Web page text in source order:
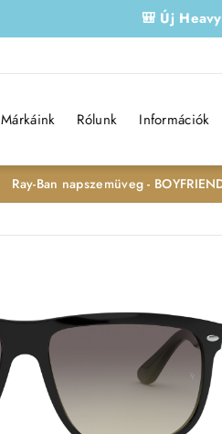
🎒 Új
Márkáink Rólunk Információk
Ray-Ban napszemüveg -